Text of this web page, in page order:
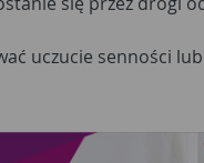
uczucie senności